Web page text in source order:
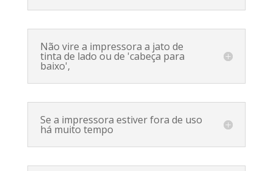
Não vire a impressora a jato de
tinta de lado ou de 'cabeça para
baixo',
Se a impressora estiver fora de uso
há muito tempo